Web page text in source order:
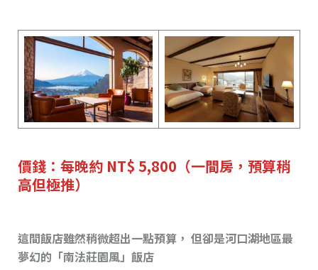
價錢：每晚約 NT$ 5,800（一間房，預算稍
高但極推）
這間飯店雖然稍微超出一點預算， 但卻是河口湖地區最
夢幻的「南法莊園風」飯店